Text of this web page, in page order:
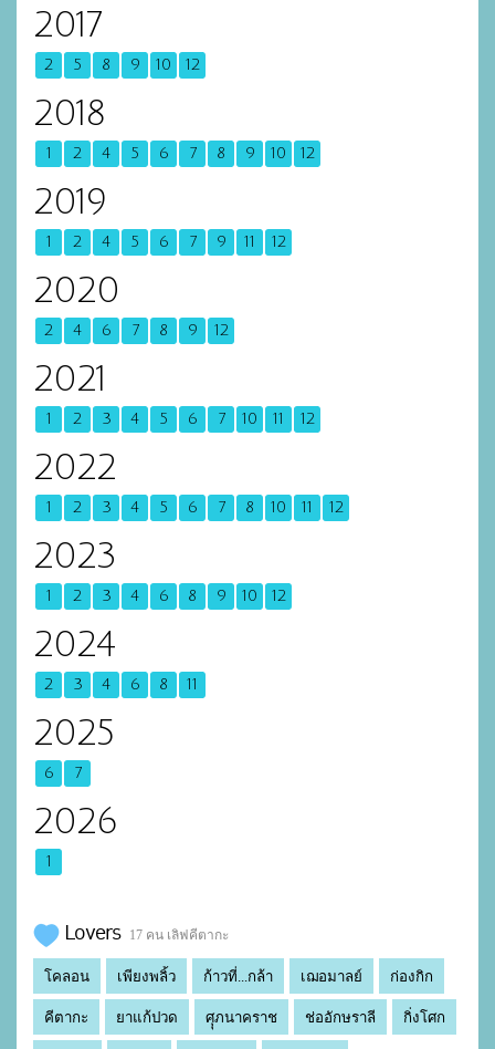
2017
2 5 8 9 10 12
2018
1 2 4 5 6 7 8 9 10 12
2019
1 2 4 5 6 7 9 11 12
2020
2 4 6 7 8 9 12
2021
1 2 3 4 5 6 7 10 11 12
2022
1 2 3 4 5 6 7 8 10 11 12
2023
1 2 3 4 6 8 9 10 12
2024
2 3 4 6 8 11
2025
6 7
2026
1
Lovers 17 คน เลิฟคีตากะ
โคลอน เพียงพลิ้ว ก้าวที่...กล้า เฌอมาลย์ ก่องกิก
คีตากะ ยาแก้ปวด ศุุภนาคราช ช่ออักษราลี กิ่งโศก